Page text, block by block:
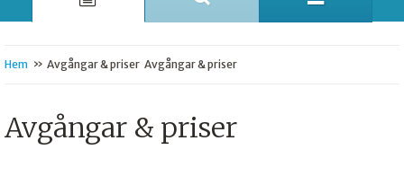
Hem » Avgångar & priser Avgångar & priser
Avgångar & priser